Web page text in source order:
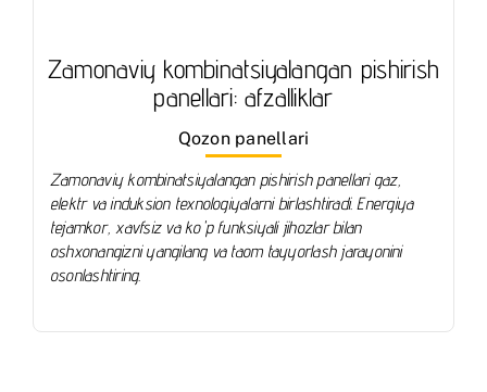
Zamonaviy kombinatsiyalangan pishirish
panellari: afzalliklar
Qozon panellari
Zamonaviy kombinatsiyalangan pishirish panellari gaz,
elektr va induksion texnologiyalarni birlashtiradi. Energiya
tejamkor, xavfsiz va ko'p funksiyali jihozlar bilan
oshxonangizni yangilang va taom tayyorlash jarayonini
osonlashtiring.